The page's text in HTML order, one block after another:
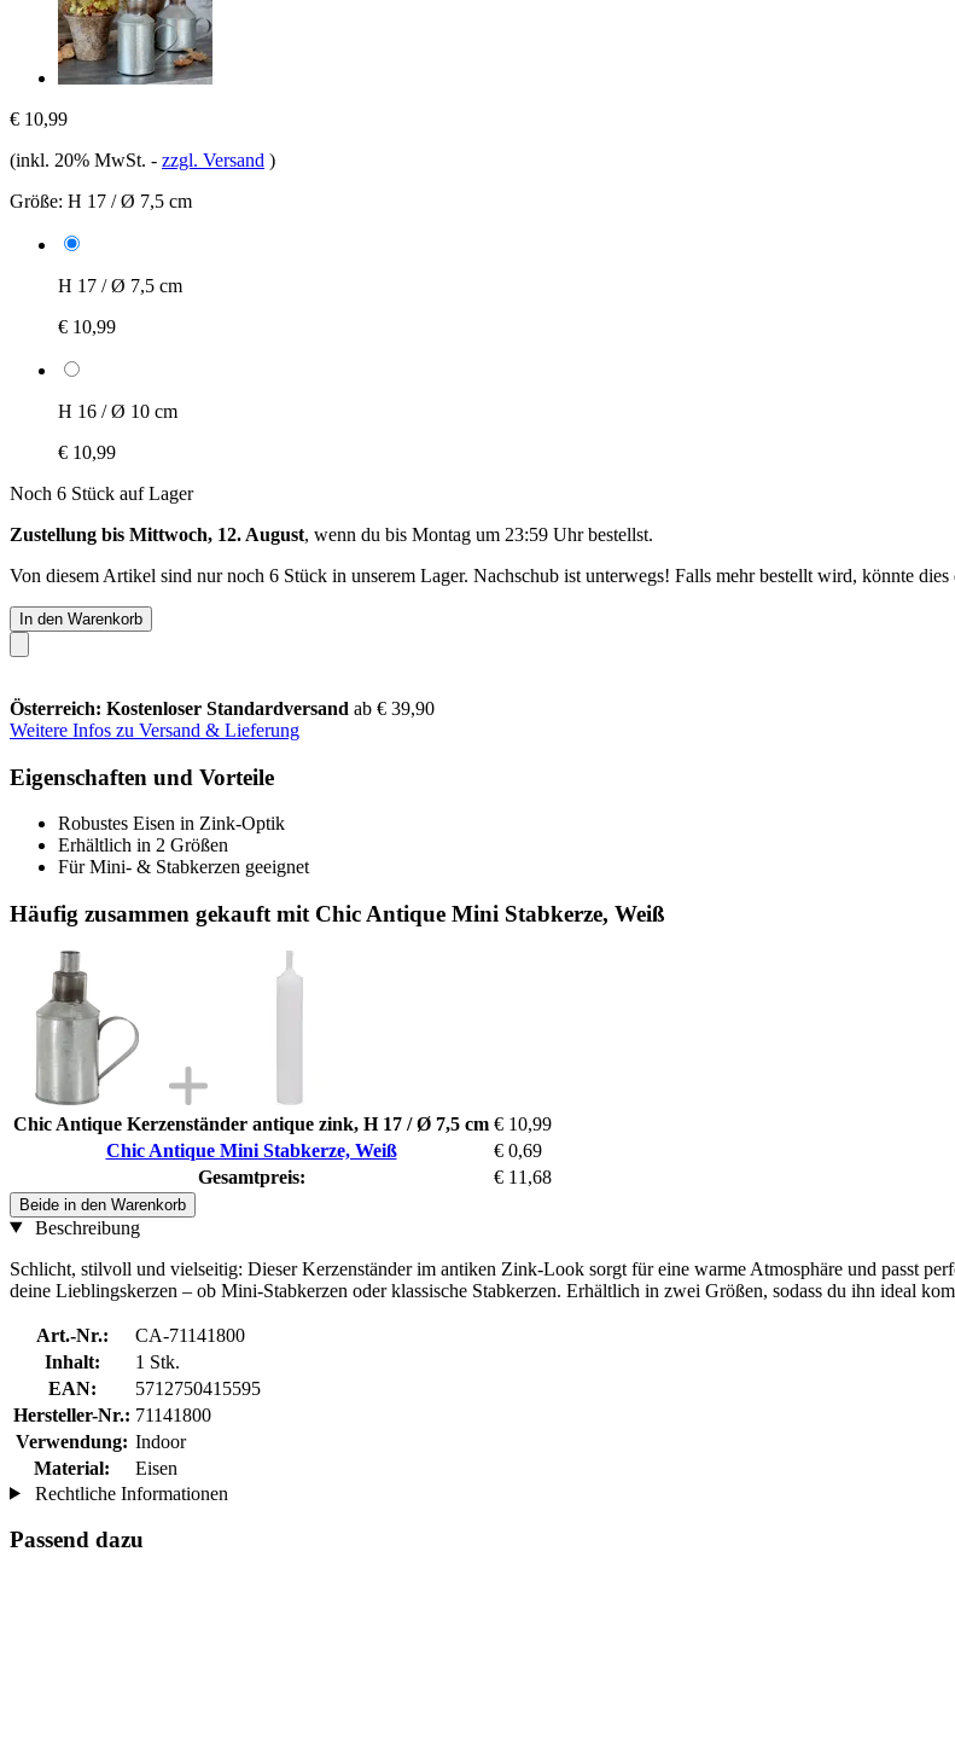
€ 10,99
(inkl. 20% MwSt. - zzgl. Versand )
Größe: H 17 / Ø 7,5 cm
H 17 / Ø 7,5 cm
€ 10,99
H 16 / Ø 10 cm
€ 10,99
Noch 6 Stück auf Lager
Zustellung bis Mittwoch, 12. August, wenn du bis Montag um 23:59 Uhrbestellst.
Von diesem Artikel sind nur noch 6 Stück in unserem Lager. Nachschub ist unterwegs! Falls mehr bestellt wird, könnte dies
In den Warenkorb
Österreich: Kostenloser Standardversand ab € 39,90
Weitere Infos zu Versand & Lieferung
Eigenschaften und Vorteile
Robustes Eisen in Zink-Optik
Erhältlich in 2 Größen
Für Mini- & Stabkerzen geeignet
Häufig zusammen gekauft mit Chic Antique Mini Stabkerze, Weiß
Chic Antique Kerzenständer antique zink, H 17 / Ø 7,5 cm € 10,99
Chic Antique Mini Stabkerze, Weiß
€ 0,69
Gesamtpreis:
€ 11,68
Beide in den Warenkorb
Beschreibung
Schlicht, stilvoll und vielseitig: Dieser Kerzenständer im antiken Zink-Look sorgt für eine warme Atmosphäre und passt
deine Lieblingskerzen – ob Mini-Stabkerzen oder klassische Stabkerzen. Erhältlich in zwei Größen, sodass du ihn ideal
Art.-Nr.:
CA-71141800
Inhalt:
1 Stk.
EAN:
5712750415595
Hersteller-Nr.: 71141800
Verwendung: Indoor
Material:
Eisen
Rechtliche Informationen
Passend dazu